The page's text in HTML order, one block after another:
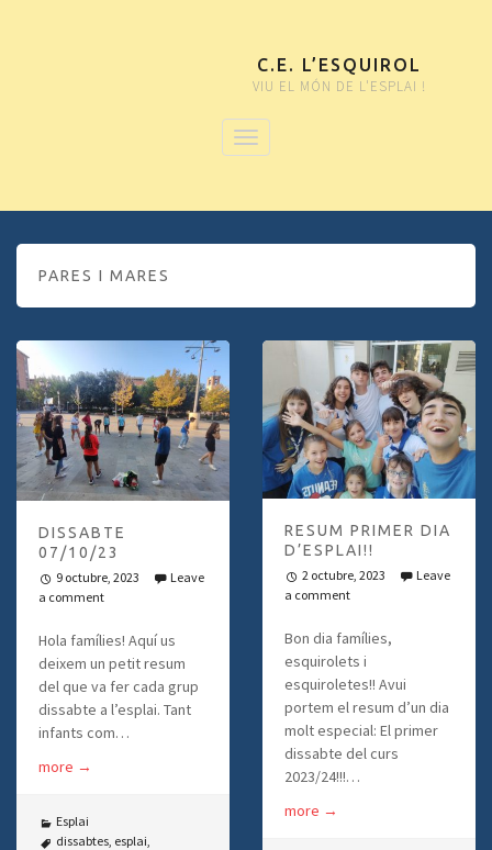
C.E. L’ESQUIROL
VIU EL MÓN DE L'ESPLAI !
PARES I MARES
DISSABTE
07/10/23
9 octubre, 2023
Leave
a comment
Hola famílies! Aquí us
deixem un petit resum
del que va fer cada grup
dissabte a l’esplai. Tant
infants com…
more →
Esplai
dissabtes esplai
RESUM PRIMER DIA
D’ESPLAI!!
2 octubre, 2023
Leave
a comment
Bon dia famílies,
esquirolets i
esquiroletes!! Avui
portem el resum d’un dia
molt especial: El primer
dissabte del curs
2023/24!!!…
more →